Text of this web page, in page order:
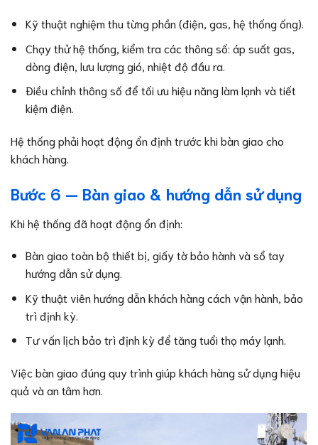
Kỹ thuật nghiệm thu từng phần (điện, gas, hệ thống ống).
Chạy thử hệ thống, kiểm tra các thông số: áp suất gas,
dòng điện, lưu lượng gió, nhiệt độ đầu ra.
Điều chỉnh thông số để tối ưu hiệu năng làm lạnh và tiết
kiệm điện.
Hệ thống phải hoạt động ổn định trước khi bàn giao cho
khách hàng.
Bước 6 — Bàn giao & hướng dẫn sử dụng
Khi hệ thống đã hoạt động ổn định:
Bàn giao toàn bộ thiết bị, giấy tờ bảo hành và sổ tay
hướng dẫn sử dụng.
Kỹ thuật viên hướng dẫn khách hàng cách vận hành, bảo
trì định kỳ.
Tư vấn lịch bảo trì định kỳ để tăng tuổi thọ máy lạnh.
Việc bàn giao đúng quy trình giúp khách hàng sử dụng hiệu
quả và an tâm hơn.